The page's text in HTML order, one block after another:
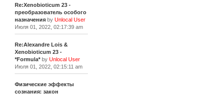
Re:Xenobioticum 23 -
преобразователь особого
назначенияby Unlocal User
Июля 01, 2022, 02:17:39 am
Re:Alexandre Lois &
Xenobioticum 23 -
*Formula*by Unlocal User
Июля 01, 2022, 02:15:11 am
Физические эффекты
сознания: закон